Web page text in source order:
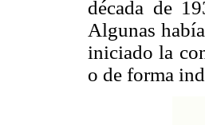
década de
Algunas
iniciado la
o de forma